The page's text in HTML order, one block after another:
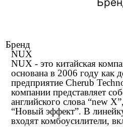
Бренд
NUX
NUX - это китайская
основана в 2006 году как
предприятие Cherub
компании представляет
английского слова “new
“Новый эффект”. В
входят комбоусилители,